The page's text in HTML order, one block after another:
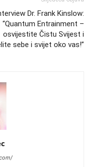
Dr. Frank Kinslow:
“Quantum Entrainment –
osvijestite Čistu Svijest i
sebe i svijet oko vas!”